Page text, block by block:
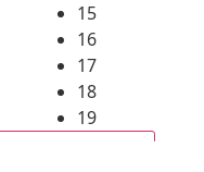
15
16
17
18
19